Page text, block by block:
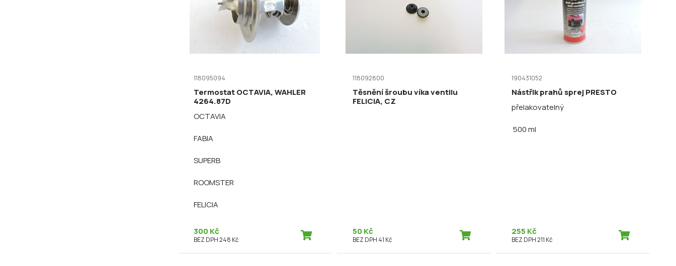
118095094
Termostat OCTAVIA, WAHLER
4264.87D
OCTAVIA
FABIA
SUPERB
ROOMSTER
FELICIA
300 Kč
BEZ DPH 248 Kč
118092800
Těsnění šroubu víka ventilu
FELICIA, CZ
50 Kč
BEZ DPH 41 Kč
190431052
Nástřik prahů sprej PRESTO
přelakovatelný
500 ml
255 Kč
BEZ DPH 211 Kč